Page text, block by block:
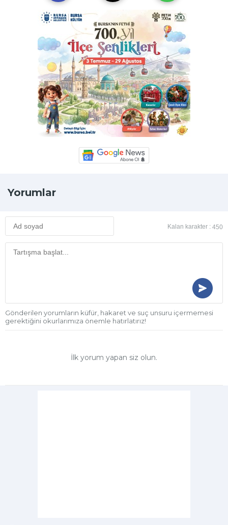
Yorumlar
Kalan karakter : 450
Gönderilen yorumların küfür, hakaret ve suç unsuru içermemesi
gerektiğini okurlarımıza önemle hatırlatırız!
İlk yorum yapan siz olun.